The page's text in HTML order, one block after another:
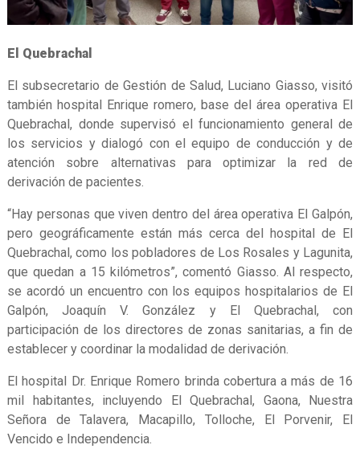
El Quebrachal
El subsecretario de Gestión de Salud, Luciano Giasso, visitó
también hospital Enrique romero, base del área operativa El
Quebrachal, donde supervisó el funcionamiento general de
los servicios y dialogó con el equipo de conducción y de
atención sobre alternativas para optimizar la red de
derivación de pacientes.
“Hay personas que viven dentro del área operativa El Galpón,
pero geográficamente están más cerca del hospital de El
Quebrachal, como los pobladores de Los Rosales y Lagunita,
que quedan a 15 kilómetros”, comentó Giasso. Al respecto,
se acordó un encuentro con los equipos hospitalarios de El
Galpón, Joaquín V. González y El Quebrachal, con
participación de los directores de zonas sanitarias, a fin de
establecer y coordinar la modalidad de derivación.
El hospital Dr. Enrique Romero brinda cobertura a más de 16
mil habitantes, incluyendo El Quebrachal, Gaona, Nuestra
Señora de Talavera, Macapillo, Tolloche, El Porvenir, El
Vencido e Independencia.